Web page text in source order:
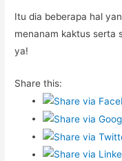
Itu dia beberapa hal
menanam kaktus serta
ya!
Share this: